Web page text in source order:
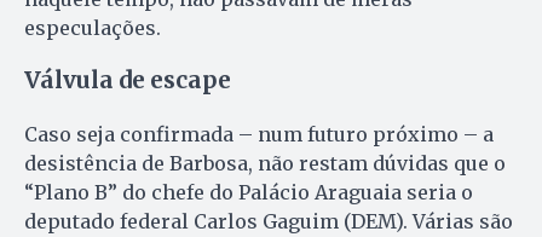
especulações.
Válvula de escape
Caso seja confirmada – num futuro próximo – a
desistência de Barbosa, não restam dúvidas que o
“Plano B” do chefe do Palácio Araguaia seria o
deputado federal Carlos Gaguim (DEM). Várias são